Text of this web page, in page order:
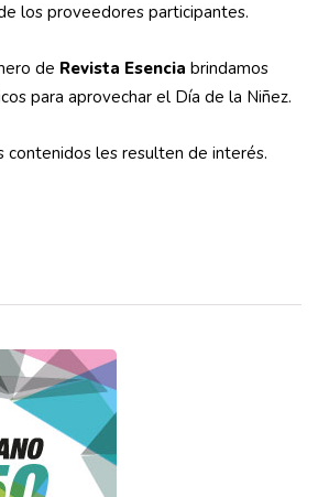
los proveedores participantes.
de Revista Esencia brindamos
para aprovechar el Día de la Niñez.
contenidos les resulten de interés.